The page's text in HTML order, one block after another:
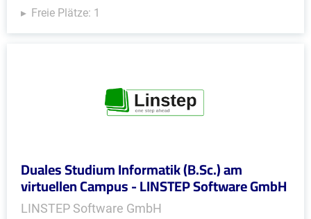
Freie Plätze: 1
Duales Studium Informatik (B.Sc.) am
virtuellen Campus - LINSTEP Software GmbH
LINSTEP Software GmbH